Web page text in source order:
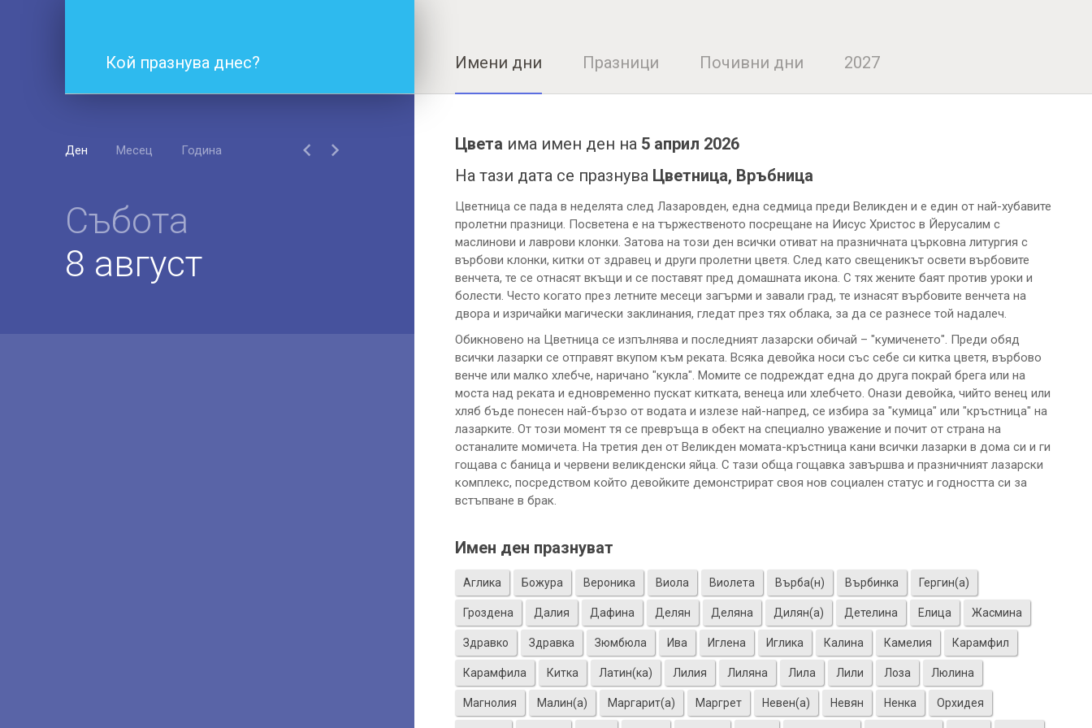
Кой празнува днес? Имени дни Празници Почивни дни 2027
Ден Месец Година
Събота
8 август
Цвета има имен ден на 5 април 2026
На тази дата се празнува Цветница, Връбница
Цветница се пада в неделята след Лазаровден, една седмица преди Великден и е един от най-хубавите
пролетни празници. Посветена е на тържественото посрещане на Иисус Христос в Йерусалим с
маслинови и лаврови клонки. Затова на този ден всички отиват на празничната църковна литургия с
върбови клонки, китки от здравец и други пролетни цветя. След като свещеникът освети върбовите
венчета, те се отнасят вкъщи и се поставят пред домашната икона. С тях жените баят против уроки и
болести. Често когато през летните месеци загърми и завали град, те изнасят върбовите венчета на
двора и изричайки магически заклинания, гледат през тях облака, за да се разнесе той надалеч.
Обикновено на Цветница се изпълнява и последният лазарски обичай – "кумиченето". Преди обяд
всички лазарки се отправят вкупом към реката. Всяка девойка носи със себе си китка цветя, върбово
венче или малко хлебче, наричано "кукла". Момите се подреждат една до друга покрай брега или на
моста над реката и едновременно пускат китката, венеца или хлебчето. Онази девойка, чийто венец или
хляб бъде понесен най-бързо от водата и излезе най-напред, се избира за "кумица" или "кръстница" на
лазарките. От този момент тя се превръща в обект на специално уважение и почит от страна на
останалите момичета. На третия ден от Великден момата-кръстница кани всички лазарки в дома си и ги
гощава с баница и червени великденски яйца. С тази обща гощавка завършва и празничният лазарски
комплекс, посредством който девойките демонстрират своя нов социален статус и годността си за
встъпване в брак.
Имен ден празнуват
Аглика Божура Вероника Виола Виолета Върба(н) Върбинка Гергин(а)
Гроздена Далия Дафина Делян Деляна Дилян(а) Детелина Елица Жасмина
Здравко Здравка Зюмбюла Ива Иглена Иглика Калина Камелия Карамфил
Карамфила Китка Латин(ка) Лилия Лиляна Лила Лили Лоза Люлина
Магнолия Малин(а) Маргарит(а) Маргрет Невен(а) Невян Ненка Орхидея